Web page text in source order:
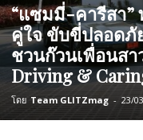
“แซมมี่-คารีสา”
คู่ใจ ขับขี่ปลอดภั
ชวนก๊วนเพื่อนสา
Driving &
โดย Team GLITZmag - 23/